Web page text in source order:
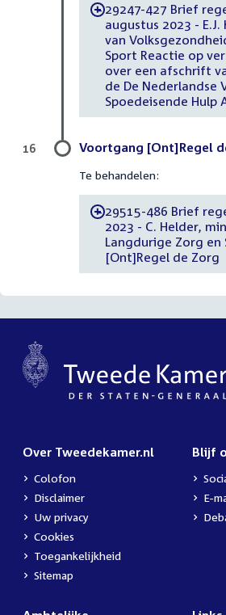
-29247-427 Brief
augustus 2023 -
van
Sport Reactie op
over een afschrift
de De Nederlandse
Spoedeisende Hulp
Voortgang [Ont]Regel
Te behandelen:
-29515-486 Brief
2023 - C. Helder,
Langdurige Zorg
[Ont]Regel de Zorg
16
Over Tweedekamer.nl
Colofon
Disclaimer
Uw privacy
Cookies
Toegankelijkheid
Sitemap
Blijf
E-